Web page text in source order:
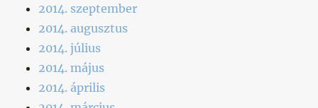
2014. szeptember
2014. augusztus
2014. július
2014. május
2014. április